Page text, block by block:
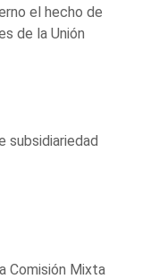
el hecho de
de la Unión
subsidiariedad
Comisión Mixta